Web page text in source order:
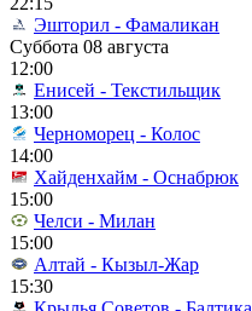
Эшторил - Фамаликан
Суббота 08 августа
12:00
Енисей - Текстильщик
13:00
Черноморец - Колос
14:00
Хайденхайм - Оснабрюк
15:00
Челси - Милан
15:00
Алтай - Кызыл-Жар
15:30